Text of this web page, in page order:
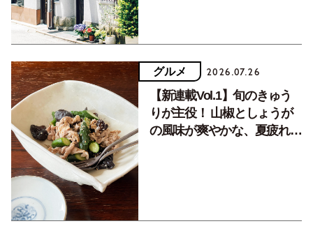
グルメ 2026.07.26
【新連載Vol.1】旬のきゅう
りが主役！ 山椒としょうが
の風味が爽やかな、夏疲れを